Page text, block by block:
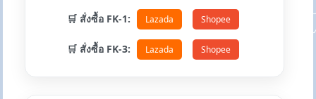
🛒 สั่งซื้อ FK-1: Lazada Shopee
🛒 สั่งซื้อ FK-3: Lazada Shopee